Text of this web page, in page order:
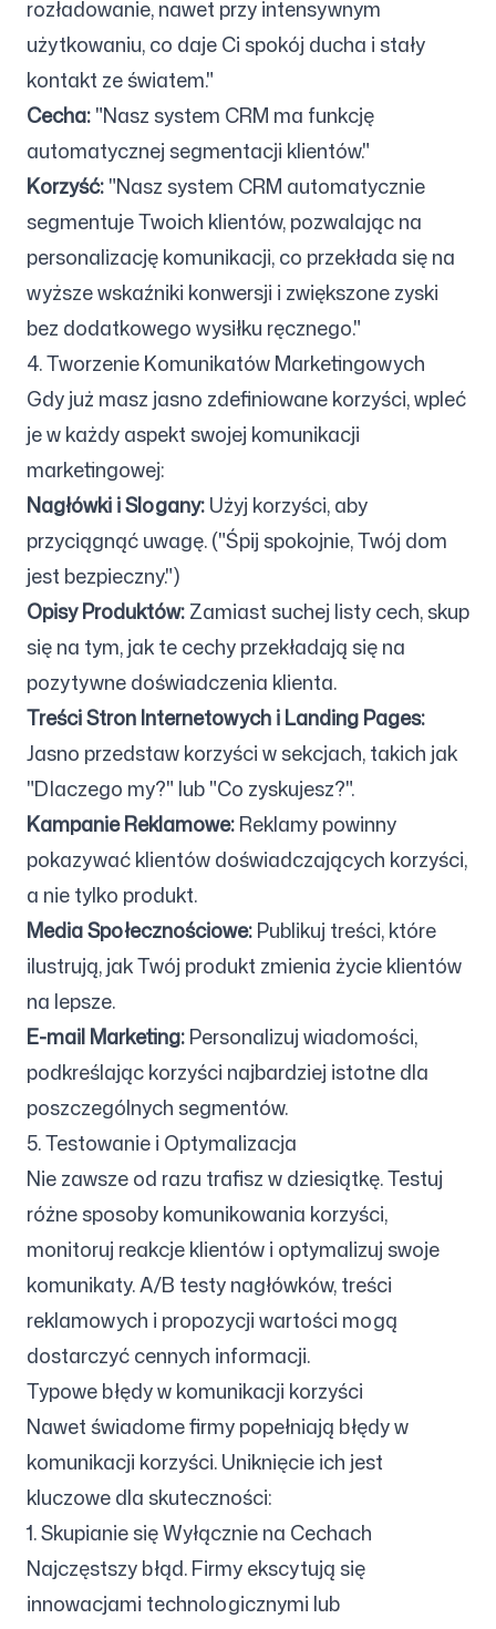
rozładowanie, nawet przy intensywnym
użytkowaniu, co daje Ci spokój ducha i stały
kontakt ze światem."
Cecha:"Nasz system CRM ma funkcję
automatycznej segmentacji klientów."
Korzyść:"Nasz system CRM automatycznie
segmentuje Twoich klientów, pozwalając na
personalizację komunikacji, co przekłada się na
wyższe wskaźniki konwersji i zwiększone zyski
bez dodatkowego wysiłku ręcznego."
4. Tworzenie Komunikatów Marketingowych
Gdy już masz jasno zdefiniowane korzyści, wpleć
je w każdy aspekt swojej komunikacji
marketingowej:
Nagłówki i Slogany:Użyj korzyści, aby
przyciągnąć uwagę. ("Śpij spokojnie, Twój dom
jest bezpieczny.")
Opisy Produktów:Zamiast suchej listy cech, skup
się na tym, jak te cechy przekładają się na
pozytywne doświadczenia klienta.
Treści Stron Internetowych i Landing Pages:
Jasno przedstaw korzyści w sekcjach, takich jak
"Dlaczego my?" lub "Co zyskujesz?".
Kampanie Reklamowe:Reklamy powinny
pokazywać klientów doświadczających korzyści,
a nie tylko produkt.
Media Społecznościowe:Publikuj treści, które
ilustrują, jak Twój produkt zmienia życie klientów
na lepsze.
E-mail Marketing:Personalizuj wiadomości,
podkreślając korzyści najbardziej istotne dla
poszczególnych segmentów.
5. Testowanie i Optymalizacja
Nie zawsze od razu trafisz w dziesiątkę. Testuj
różne sposoby komunikowania korzyści,
monitoruj reakcje klientów i optymalizuj swoje
komunikaty. A/B testy nagłówków, treści
reklamowych i propozycji wartości mogą
dostarczyć cennych informacji.
Typowe błędy w komunikacji korzyści
Nawet świadome firmy popełniają błędy w
komunikacji korzyści. Uniknięcie ich jest
kluczowe dla skuteczności:
1. Skupianie się Wyłącznie na Cechach
Najczęstszy błąd. Firmy ekscytują się
innowacjami technologicznymi lub